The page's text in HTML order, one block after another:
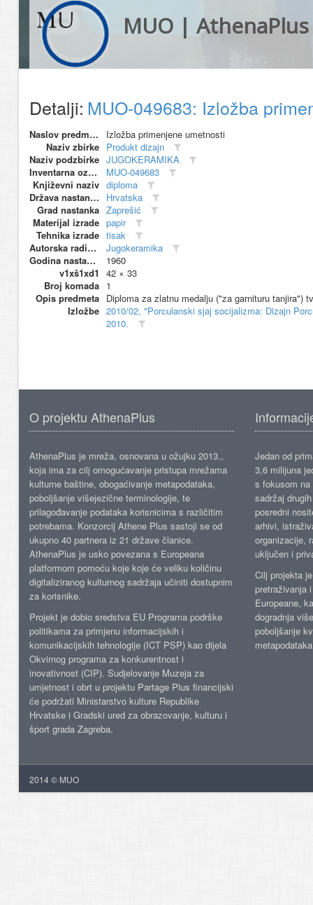
MUO | AthenaPlus
Detalji: MUO-049683: Izložba
Naslov predmeta
Izložba primenjene umetnosti
Naziv zbirke Produkt dizajn
Naziv podzbirke JUGOKERAMIKA
Inventarna oznaka
MUO-049683
Književni naziv diploma
Država nastanka
Hrvatska
Grad nastanka Zaprešić
Materijal izrade papir
Tehnika izrade tisak
Autorska radionica (proizvođač)
Jugokeramika
Godina nastanka
1960
v1xš1xd1
42 × 33
Broj komada 1
Opis predmeta Diploma za zlatnu medalju ("za garnituru tanjira")
Izložbe 2010/02, "Porculanski sjaj socijalizma: Dizajn
2010.
O projektu AthenaPlus
AthenaPlus je mreža, osnovana u ožujku 2013.,
koja ima za cilj omogućavanje pristupa mrežama
kulturne baštine, obogaćivanje metapodataka,
poboljšanje višejezične terminologije, te
prilagođavanje podataka korisnicima s različitim
potrebama. Konzorcij Athene Plus sastoji se od
ukupno 40 partnera iz 21 države članice.
AthenaPlus je usko povezana s Europeana
platformom pomoću koje koje će veliku količinu
digitaliziranog kulturnog sadržaja učiniti dostupnim
za korisnike.
Projekt je dobio sredstva EU Programa podrške
politikama za primjenu informacijskih i
komunikacijskih tehnologije (ICT PSP) kao dijela
Okvirnog programa za konkurentnost i
inovativnost (CIP). Sudjelovanje Muzeja za
umjetnost i obrt u projektu Partage Plus financijski
će podržati Ministarstvo kulture Republike
Hrvatske i Gradski ured za obrazovanje, kulturu i
šport grada Zagreba.
Jedan od
3,6 milijuna
s fokusom
sadržaj
posredni
arhivi,
organizacije,
uključen i
Cilj projekta
pretraživanja
Europeane,
dogradnja
poboljšanje
2014 © MUO